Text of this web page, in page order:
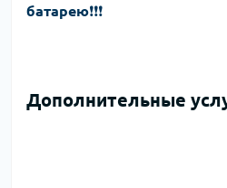
батарею❗️❗️❗️
Дополнительные